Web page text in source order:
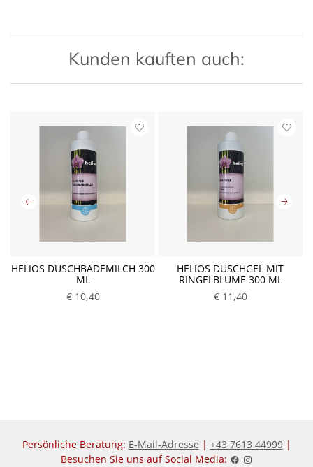
Kunden kauften auch:
HELIOS DUSCHBADEMILCH 300
ML
€ 10,40
HELIOS DUSCHGEL MIT
RINGELBLUME 300 ML
€ 11,40
Persönliche Beratung: E-Mail-Adresse | +43 7613 44999|
Besuchen Sie uns auf Social Media: